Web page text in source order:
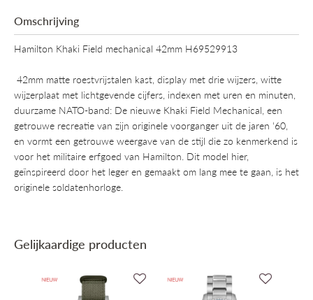
Omschrijving
Hamilton Khaki Field mechanical 42mm H69529913
42mm matte roestvrijstalen kast, display met drie wijzers, witte
wijzerplaat met lichtgevende cijfers, indexen met uren en minuten,
duurzame NATO-band: De nieuwe Khaki Field Mechanical, een
getrouwe recreatie van zijn originele voorganger uit de jaren ‘60,
en vormt een getrouwe weergave van de stijl die zo kenmerkend is
voor het militaire erfgoed van Hamilton. Dit model hier,
geïnspireerd door het leger en gemaakt om lang mee te gaan, is het
originele soldatenhorloge.
Gelijkaardige producten